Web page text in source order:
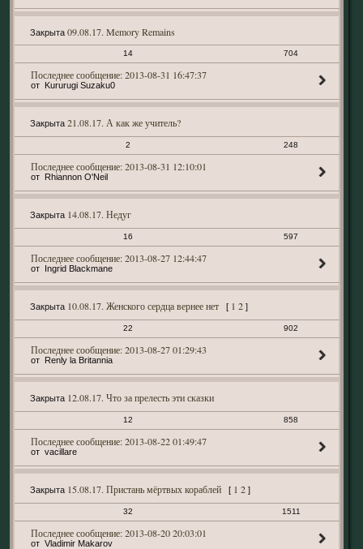
Закрыта 09.08.17. Memory Remains
14 704
2013-08-31 16:47:37
Kururugi Suzaku0
Закрыта 21.08.17. А как же учитель?
2 248
2013-08-31 12:10:01
Rhiannon O'Neil
Закрыта 14.08.17. Недуг
16 597
2013-08-27 12:44:47
Ingrid Blackmane
Закрыта 10.08.17. Женского сердца вернее нет [ 1 2 ]
22 902
2013-08-27 01:29:43
Renly la Britannia
Закрыта 12.08.17. Что за прелесть эти сказки
12 858
2013-08-22 01:49:47
vacillare
Закрыта 15.08.17. Пристань мёртвых кораблей [ 1 2 ]
32 1511
2013-08-20 20:03:01
Vladimir Makarov